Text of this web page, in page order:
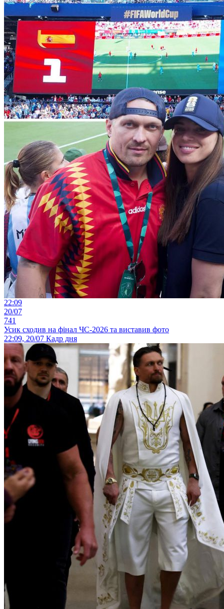
22:09
20/07
741
Усик сходив на фінал ЧС-2026 та виставив фото
22:09, 20/07 Кадр дня